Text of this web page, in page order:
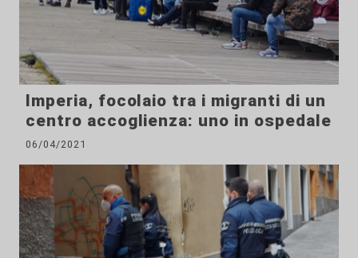
Imperia, focolaio tra i migranti di un
centro accoglienza: uno in ospedale
06/04/2021